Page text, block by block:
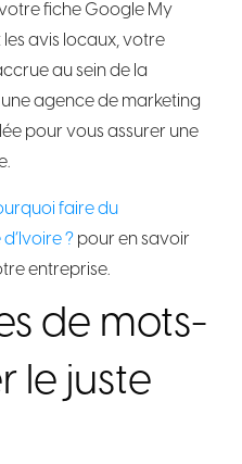
fiche Google My
avis locaux, votre
au sein de la
agence de marketing
pour vous assurer une
faire du
? pour en savoir
entreprise.
de mots-
le juste